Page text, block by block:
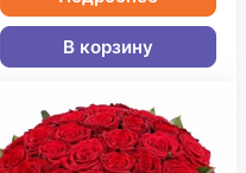
В корзину